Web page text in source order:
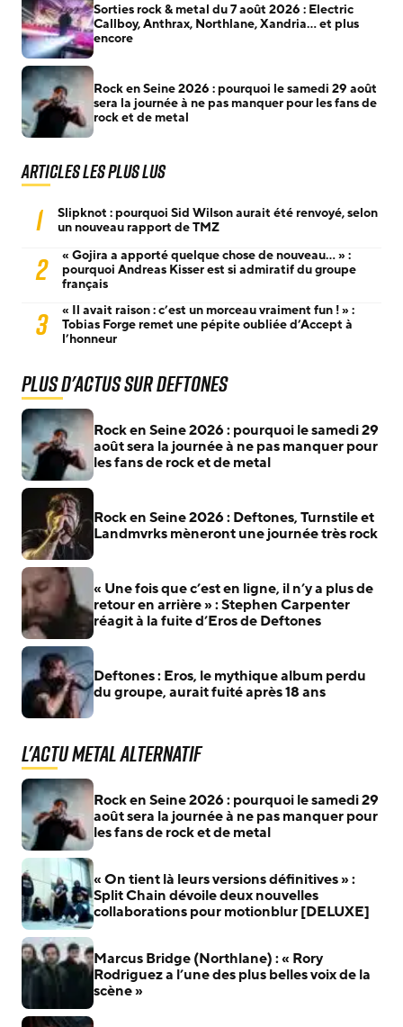
Sorties rock & metal du 7 août 2026 : Electric
Callboy, Anthrax, Northlane, Xandria… et plus
encore
Rock en Seine 2026 : pourquoi le samedi 29 août
sera la journée à ne pas manquer pour les fans de
rock et de metal
Articles les plus lus
1
Slipknot : pourquoi Sid Wilson aurait été renvoyé, selon
un nouveau rapport de TMZ
2
« Gojira a apporté quelque chose de nouveau… » :
pourquoi Andreas Kisser est si admiratif du groupe
français
3
« Il avait raison : c’est un morceau vraiment fun ! » :
Tobias Forge remet une pépite oubliée d’Accept à
l’honneur
Plus d'actus sur Deftones
Rock en Seine 2026 : pourquoi le samedi 29
août sera la journée à ne pas manquer pour
les fans de rock et de metal
Rock en Seine 2026 : Deftones, Turnstile et
Landmvrks mèneront une journée très rock
« Une fois que c’est en ligne, il n’y a plus de
retour en arrière » : Stephen Carpenter
réagit à la fuite d’Eros de Deftones
Deftones : Eros, le mythique album perdu
du groupe, aurait fuité après 18 ans
L'actu Metal Alternatif
Rock en Seine 2026 : pourquoi le samedi 29
août sera la journée à ne pas manquer pour
les fans de rock et de metal
« On tient là leurs versions définitives » :
Split Chain dévoile deux nouvelles
collaborations pour motionblur [DELUXE]
Marcus Bridge (Northlane) : « Rory
Rodriguez a l’une des plus belles voix de la
scène »